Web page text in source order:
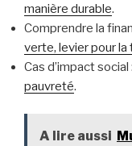
manière durable.
Comprendre la
verte, levier pour
Cas d’impact social :
pauvreté.
A lire aussi